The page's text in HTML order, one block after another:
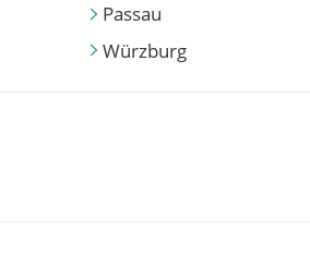
Passau
Würzburg